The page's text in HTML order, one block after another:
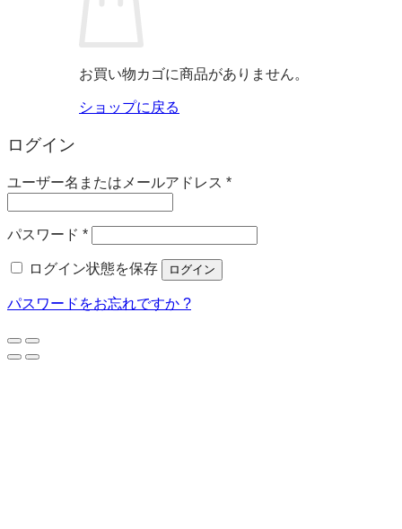
お買い物カゴに商品がありません。
ショップに戻る
ログイン
ユーザー名またはメールアドレス *必
パスワード *必
ログイン状態を保存
ログイン
パスワードをお忘れですか ?